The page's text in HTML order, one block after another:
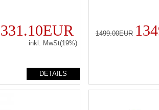
inkl. MwSt(19%)
DETAILS
1499.00EUR